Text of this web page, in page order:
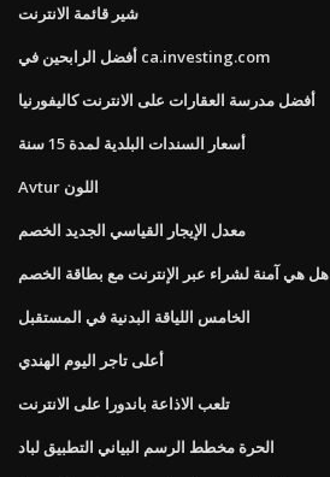
شير قائمة الانترنت
أفضل الرابحين في ca.investing.com
أفضل مدرسة العقارات على الانترنت كاليفورنيا
أسعار السندات البلدية لمدة 15 سنة
Avtur اللون
معدل الإيجار القياسي الجديد الخصم
هل هي آمنة لشراء عبر الإنترنت مع بطاقة الخصم
الخامس اللياقة البدنية في المستقبل
أعلى تاجر اليوم الهندي
تلعب الاذاعة باندورا على الانترنت
الحرة مخطط الرسم البياني التطبيق لباد